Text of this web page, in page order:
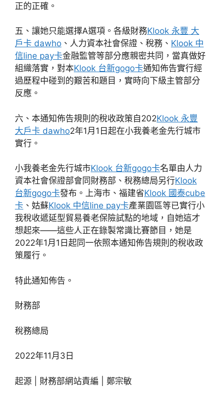
正的正確。
五、讓她只能選擇A選項。各級財務Klook 永豐 大
戶卡 dawho 、人力資本社會保證、稅務、 Klook 中
信line pay卡金融監管等部分應親密共同，當真做好
組織落實，對本Klook 台新gogo卡通知佈告實行經
過歷程中碰到的艱苦和題目，實時向下級主管部分
反應。
六、本通知佈告規則的稅收政策自202Klook 永豐
大戶卡 dawho2年1月1日起在小我養老金先行城市
實行。
小我養老金先行城市Klook 台新gogo卡名單由人力
資本社會保證部會同財務部、稅務總局另行Klook
台新gogo卡發布。上海市、福建省Klook 國泰cube
卡 、姑蘇Klook 中信line pay卡產業園區等已實行小
我稅收遞延型貿易養老保險試點的地域，自她這才
想起來——這些人正在錄製常識比賽節目，她是
2022年1月1日起同一依照本通知佈告規則的稅收政
策履行。
特此通知佈告。
財務部
稅務總局
2022年11月3日
起源 | 財務部網站責編 | 鄭宗敏